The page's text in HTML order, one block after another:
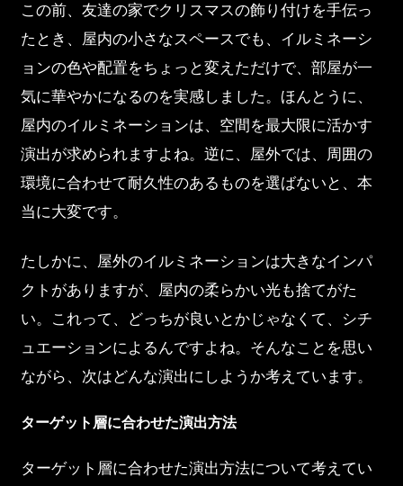
この前、友達の家でクリスマスの飾り付けを手伝っ
たとき、屋内の小さなスペースでも、イルミネーシ
ョンの色や配置をちょっと変えただけで、部屋が一
気に華やかになるのを実感しました。ほんとうに、
屋内のイルミネーションは、空間を最大限に活かす
演出が求められますよね。逆に、屋外では、周囲の
環境に合わせて耐久性のあるものを選ばないと、本
当に大変です。
たしかに、屋外のイルミネーションは大きなインパ
クトがありますが、屋内の柔らかい光も捨てがた
い。これって、どっちが良いとかじゃなくて、シチ
ュエーションによるんですよね。そんなことを思い
ながら、次はどんな演出にしようか考えています。
ターゲット層に合わせた演出方法
ターゲット層に合わせた演出方法について考えてい